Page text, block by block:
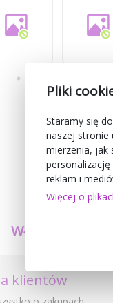
WŁASNE
klientów
Pliki
Staramy się
naszej stronie
mierzenia, jak
reklam i
Więcej o